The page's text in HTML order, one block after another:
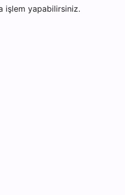
işlem yapabilirsiniz.